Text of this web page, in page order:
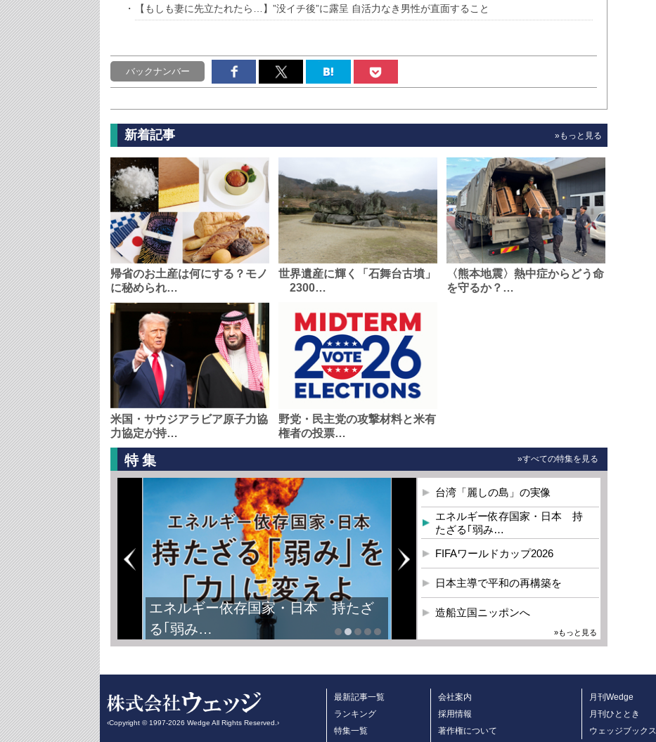
【もしも妻に先立たれたら…】”没イチ後”に露呈 自活力なき男性が直面すること
バックナンバー
新着記事 »もっと見る
帰省のお土産は何にする？モノ
に秘められ…
世界遺産に輝く「石舞台古墳」
2300…
〈熊本地震〉熱中症からどう命
を守るか？…
米国・サウジアラビア原子力協
力協定が持…
野党・民主党の攻撃材料と米有
権者の投票…
特集 »すべての特集を見る
エネルギー依存国家・日本 持たざ
る｢弱み…
台湾「麗しの島」の実像
エネルギー依存国家・日本 持
たざる｢弱み…
FIFAワールドカップ2026
日本主導で平和の再構築を
造船立国ニッポンへ
»もっと見る
‹Copyright © 1997-2026 Wedge All Rights Reserved.›
最新記事一覧
ランキング
特集一覧
会社案内
採用情報
著作権について
月刊Wedge
月刊ひととき
ウェッジブックス